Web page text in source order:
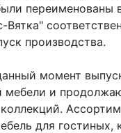
переименованы
Вятка"
производства.
момент
мебели и
для гостиных,